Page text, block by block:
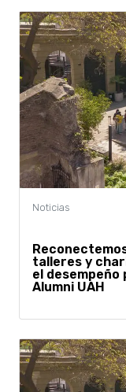
talleres y
el desempeño
Alumni UAH